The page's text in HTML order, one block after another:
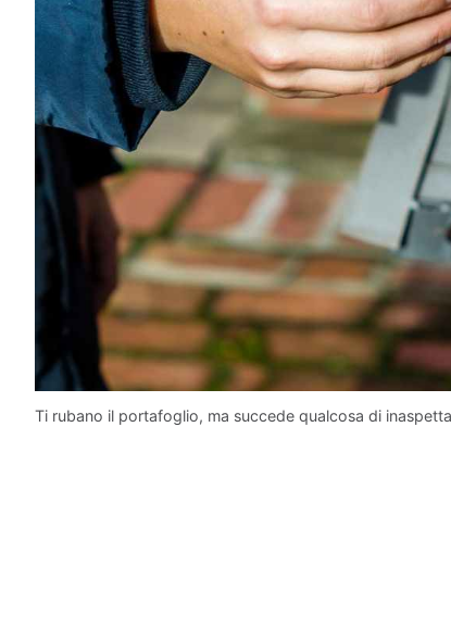
Ti rubano il portafoglio, ma succede qualcosa di